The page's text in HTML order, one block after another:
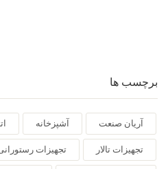
برچسب ها
آریان صنعت آشپزخانه
تجهیزات تالار تجهیزات